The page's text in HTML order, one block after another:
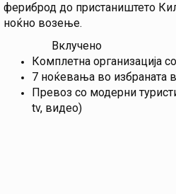
фериброд до пристаништето
ноќно возење.
Вклучено
Комплетна организација
7 ноќевања во избраната
Превоз со модерни
tv,